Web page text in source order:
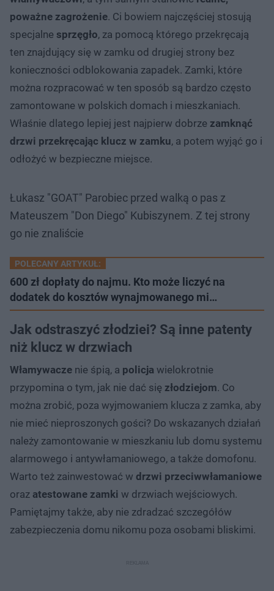
poważne zagrożenie. Ci bowiem najczęściej stosują
specjalne sprzęgło, za pomocą którego przekręcają
ten znajdujący się w zamku od drugiej strony bez
konieczności odblokowania zapadek. Zamki, które
można rozpracować w ten sposób są bardzo często
zamontowane w polskich domach i mieszkaniach.
Właśnie dlatego lepiej jest najpierw dobrze zamknąć
drzwi przekręcając klucz w zamku, a potem wyjąć go i
odłożyć w bezpieczne miejsce.
Łukasz "GOAT" Parobiec przed walką o pas z
Mateuszem "Don Diego" Kubiszynem. Z tej strony
go nie znaliście
POLECANY ARTYKUŁ:
600 zł dopłaty do najmu. Kto może liczyć na
dodatek do kosztów wynajmowanego mi…
Jak odstraszyć złodziei? Są inne patenty
niż klucz w drzwiach
Włamywacze nie śpią, a policja wielokrotnie
przypomina o tym, jak nie dać się złodziejom. Co
można zrobić, poza wyjmowaniem klucza z zamka, aby
nie mieć nieproszonych gości? Do wskazanych działań
należy zamontowanie w mieszkaniu lub domu systemu
alarmowego i antywłamaniowego, a także domofonu.
Warto też zainwestować w drzwi przeciwwłamaniowe
oraz atestowane zamki w drzwiach wejściowych.
Pamiętajmy także, aby nie zdradzać szczegółów
zabezpieczenia domu nikomu poza osobami bliskimi.